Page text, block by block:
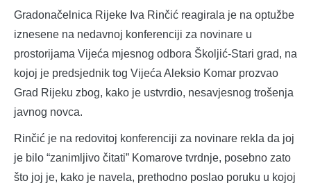
Gradonačelnica Rijeke Iva Rinčić reagirala je na optužbe
iznesene na nedavnoj konferenciji za novinare u
prostorijama Vijeća mjesnog odbora Školjić-Stari grad, na
kojoj je predsjednik tog Vijeća Aleksio Komar prozvao
Grad Rijeku zbog, kako je ustvrdio, nesavjesnog trošenja
javnog novca.
Rinčić je na redovitoj konferenciji za novinare rekla da joj
je bilo “zanimljivo čitati” Komarove tvrdnje, posebno zato
što joj je, kako je navela, prethodno poslao poruku u kojoj